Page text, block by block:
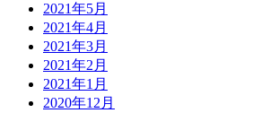
2021年5月
2021年4月
2021年3月
2021年2月
2021年1月
2020年12月